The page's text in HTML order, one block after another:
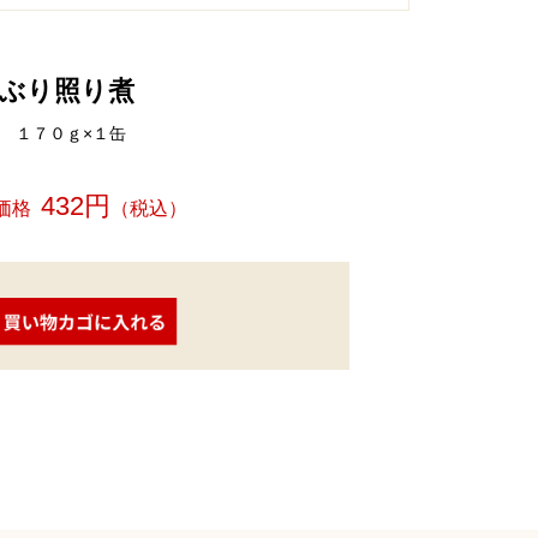
ぶり照り煮
１７０ｇ×１缶
格 432円 （税込）